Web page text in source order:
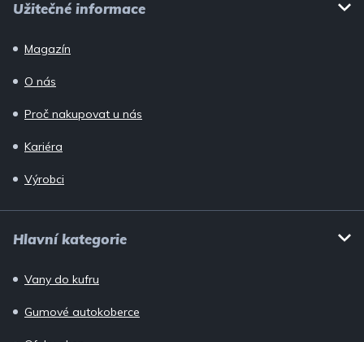
Užitečné informace
Magazín
O nás
Proč nakupovat u nás
Kariéra
Výrobci
Hlavní kategorie
Vany do kufru
Gumové autokoberce